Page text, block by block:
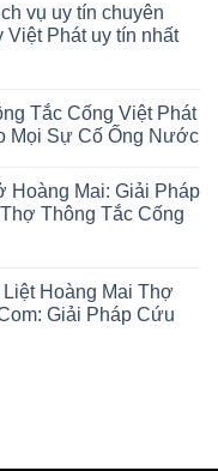
vụ uy tín chuyên
Việt Phát uy tín nhất
Tắc Cống Việt Phát
Mọi Sự Cố Ống Nước
Hoàng Mai: Giải Pháp
Thông Tắc Cống
Hoàng Mai Thợ
Giải Pháp Cứu